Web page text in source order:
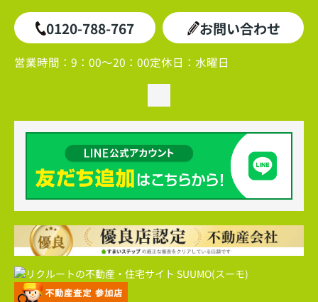
0120-788-767 お問い合わせ
営業時間： 9：00～20：00定休日： 水曜日